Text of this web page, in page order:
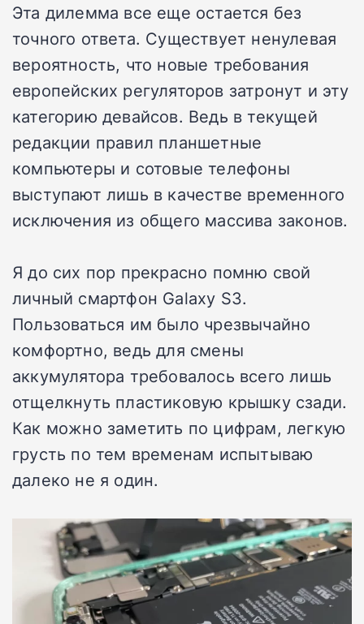
Эта дилемма все еще остается без
точного ответа. Существует ненулевая
вероятность, что новые требования
европейских регуляторов затронут и эту
категорию девайсов. Ведь в текущей
редакции правил планшетные
компьютеры и сотовые телефоны
выступают лишь в качестве временного
исключения из общего массива законов.
Я до сих пор прекрасно помню свой
личный смартфон Galaxy S3.
Пользоваться им было чрезвычайно
комфортно, ведь для смены
аккумулятора требовалось всего лишь
отщелкнуть пластиковую крышку сзади.
Как можно заметить по цифрам, легкую
грусть по тем временам испытываю
далеко не я один.